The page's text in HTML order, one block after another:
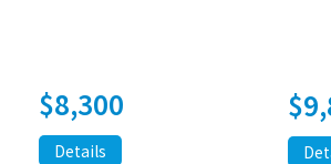
$8,300
Details
$